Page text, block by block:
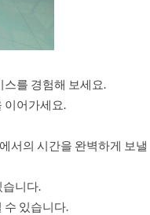
를 경험해 보세요.
이어가세요.
서의 시간을 완벽하게 보낼
습니다.
수 있습니다.